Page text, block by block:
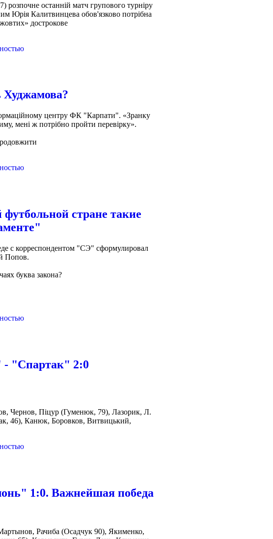
розпочне останній матч групового турніру
Юрія Калитвинцева обов'язково потрібна
дострокове
центру ФК "Карпати". «Зранку
мені ж потрібно пройти перевірку».
стране такие
с корреспондентом "СЭ" сформулировал
Попов.
буква закона?
- "Спартак" 2:0
Чернов, Піцур (Гуменюк, 79), Лазорик, Л.
46), Канюк, Боровков, Витвицький,
1:0. Важнейшая победа
Рачиба (Осадчук 90), Якименко,